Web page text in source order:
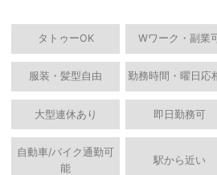
タトゥーOK Wワーク・副業
服装・髪型自由 勤務時間・曜日応
大型連休あり 即日勤務可
自動車/バイク通勤可
能
駅から近い